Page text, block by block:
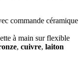
commande céramique
à main sur flexible
, cuivre, laiton